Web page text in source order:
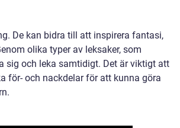
De kan bidra till att inspirera fantasi,
olika typer av leksaker, som
sig och leka samtidigt. Det är viktigt att
för- och nackdelar för att kunna göra